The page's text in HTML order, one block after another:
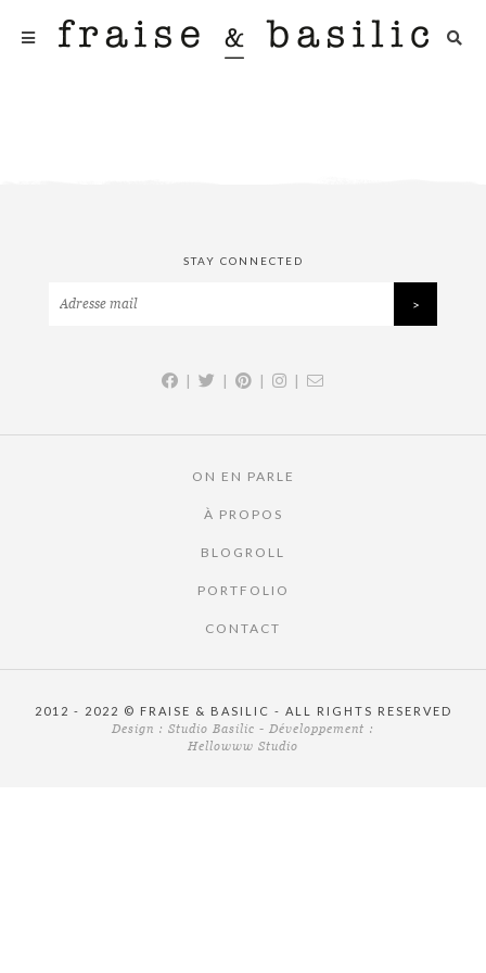
STAY CONNECTED
| | | |
ON EN PARLE
À PROPOS
BLOGROLL
PORTFOLIO
CONTACT
2012 - 2022 © FRAISE & BASILIC - ALL RIGHTS RESERVED
Design : Studio Basilic - Développement :
Hellowww Studio